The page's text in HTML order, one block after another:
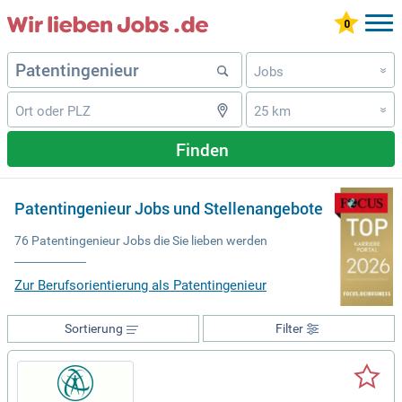
Jobs »
25 km »
Finden
Patentingenieur Jobs und Stellenangebote
76 Patentingenieur Jobs die Sie lieben werden
Zur Berufsorientierung als Patentingenieur
Filter
Sortierung